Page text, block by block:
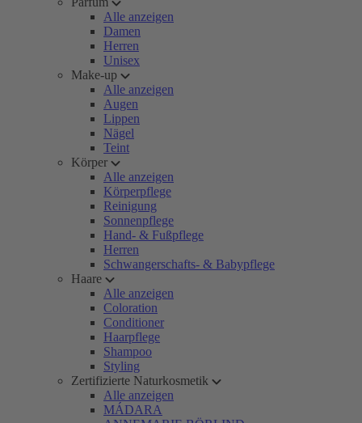
Alle anzeigen
Damen
Herren
Unisex
Make-up
Alle anzeigen
Augen
Lippen
Nägel
Teint
Körper
Alle anzeigen
Körperpflege
Reinigung
Sonnenpflege
Hand- & Fußpflege
Herren
Schwangerschafts- & Babypflege
Haare
Alle anzeigen
Coloration
Conditioner
Haarpflege
Shampoo
Styling
Zertifizierte Naturkosmetik
Alle anzeigen
MÁDARA